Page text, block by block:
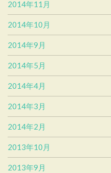
2014年11月
2014年10月
2014年9月
2014年5月
2014年4月
2014年3月
2014年2月
2013年10月
2013年9月